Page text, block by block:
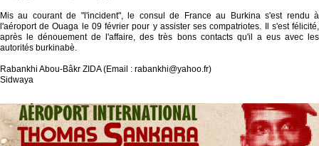
Mis au courant de "l'incident", le consul de France au Burkina s'est rendu à
l'aéroport de Ouaga le 09 février pour y assister ses compatriotes. Il s'est félicité,
après le dénouement de l'affaire, des très bons contacts qu'il a eus avec les
autorités burkinabè.
Rabankhi Abou-Bâkr ZIDA (Email : rabankhi@yahoo.fr)
Sidwaya